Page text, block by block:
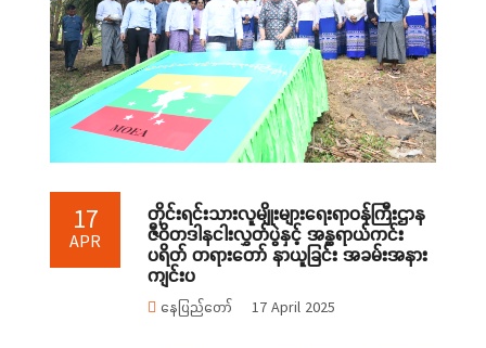
17
APR
တိုင်းရင်းသားလူမျိုးများရေးရာဝန်ကြီးဌာန
ဇီဝိတဒါနငါးလွှတ်ပွဲနှင့် အန္တရာယ်ကင်း
ပရိတ် တရားတော် နာယူခြင်း အခမ်းအနား
ကျင်းပ
နေပြည်တော် 17 April 2025